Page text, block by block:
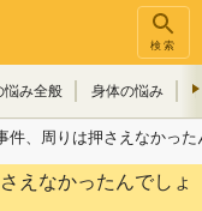
検索
悩み全般 身体の悩み
件、周りは押さえなかった
えなかったんでしょ